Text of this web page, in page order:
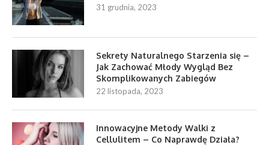
31 grudnia, 2023
Sekrety Naturalnego Starzenia się –
Jak Zachować Młody Wygląd Bez
Skomplikowanych Zabiegów
22 listopada, 2023
Innowacyjne Metody Walki z
Cellulitem – Co Naprawdę Działa?